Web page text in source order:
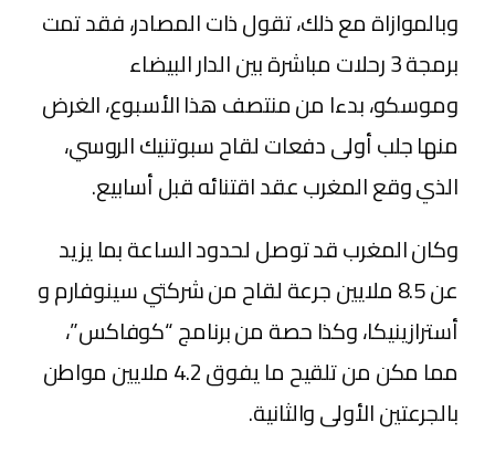
وبالموازاة مع ذلك، تقول ذات المصادر، فقد تمت
برمجة 3 رحلات مباشرة بين الدار البيضاء
وموسكو، بدءا من منتصف هذا الأسبوع، الغرض
منها جلب أولى دفعات لقاح سبوتنيك الروسي،
الذي وقع المغرب عقد اقتنائه قبل أسابيع.
وكان المغرب قد توصل لحدود الساعة بما يزيد
عن 8.5 ملايين جرعة لقاح من شركتي سينوفارم و
أسترازينيكا، وكذا حصة من برنامج “كوفاكس”،
مما مكن من تلقيح ما يفوق 4.2 ملايين مواطن
بالجرعتين الأولى والثانية.